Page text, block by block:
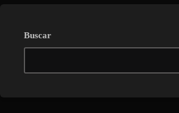
Buscar